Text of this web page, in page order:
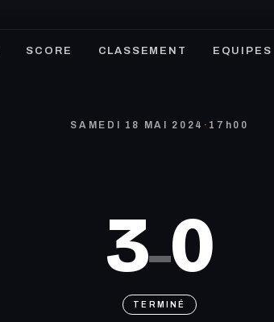
SCORE CLASSEMENT EQUIPES
SAMEDI 18 MAI 2024 · 17h00
3–0
TERMINÉ